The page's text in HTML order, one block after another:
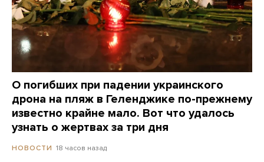
О погибших при падении украинского
дрона на пляж в Геленджике по-прежнему
известно крайне мало. Вот что удалось
узнать о жертвах за три дня
НОВОСТИ 18 часов назад